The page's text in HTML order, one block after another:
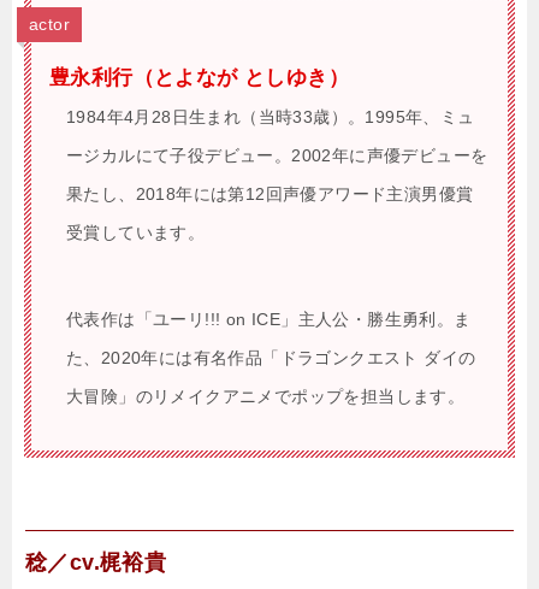
actor
豊永利行（とよなが としゆき）
1984年4月28日生まれ（当時33歳）。1995年、ミュ
ージカルにて子役デビュー。2002年に声優デビューを
果たし、2018年には第12回声優アワード主演男優賞
受賞しています。
代表作は「ユーリ!!! on ICE」主人公・勝生勇利。ま
た、2020年には有名作品「ドラゴンクエスト ダイの
大冒険」のリメイクアニメでポップを担当します。
稔／cv.梶裕貴